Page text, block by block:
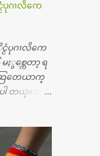
ပုဂၢလိကေ
ငံပုဂၢလိကေ
မႏွစ္ကေတာ့ ရ
တေယာက္
တယ္။ အရ
း လုပ္ပါ
ရိယေဟာ္တ